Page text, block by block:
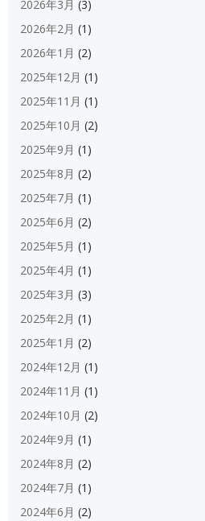
2026年3月 (3)
2026年2月 (1)
2026年1月 (2)
2025年12月 (1)
2025年11月 (1)
2025年10月 (2)
2025年9月 (1)
2025年8月 (2)
2025年7月 (1)
2025年6月 (2)
2025年5月 (1)
2025年4月 (1)
2025年3月 (3)
2025年2月 (1)
2025年1月 (2)
2024年12月 (1)
2024年11月 (1)
2024年10月 (2)
2024年9月 (1)
2024年8月 (2)
2024年7月 (1)
2024年6月 (2)